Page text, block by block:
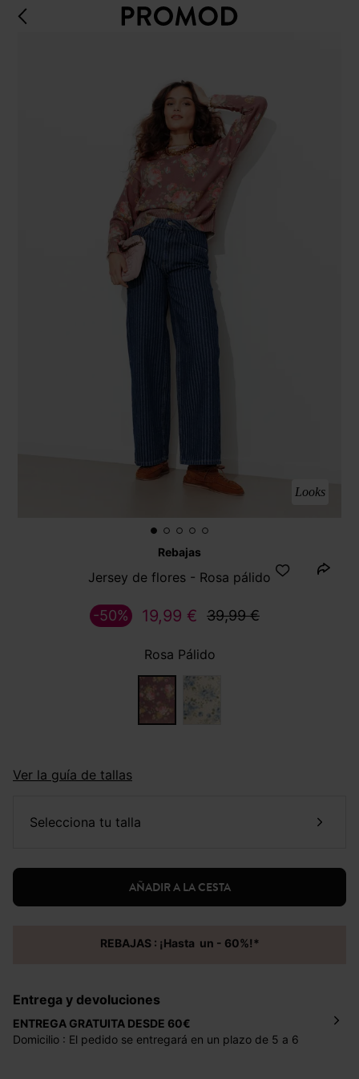
Looks
Rebajas
Jersey de flores - Rosa pálido
19,99 € 39,99 €
-50%
Rosa Pálido
Ver la guía de tallas
selecciona tu talla
AÑADIR A LA CESTA
REBAJAS : ¡Hasta un - 60%!*
Entrega y devoluciones
ENTREGA GRATUITA DESDE 60€
Domicilio : El pedido se entregará en un plazo de 5 a 6